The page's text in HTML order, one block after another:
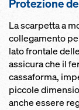
Protezione
La scarpetta a
collegamento
lato frontale
assicura che il
cassaforma,
piccole
anche essere